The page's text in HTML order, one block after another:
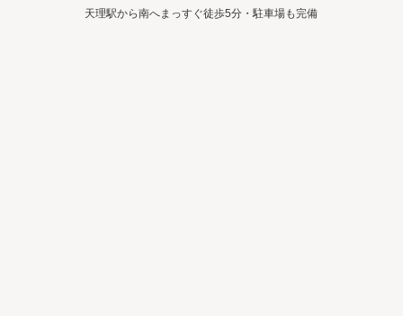
天理駅から南へまっすぐ徒歩5分・駐車場も完備